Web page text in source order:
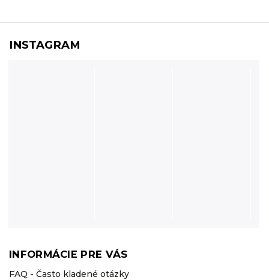
INFORMÁCIE PRE VÁS
FAQ - Často kladené otázky
INSTAGRAM